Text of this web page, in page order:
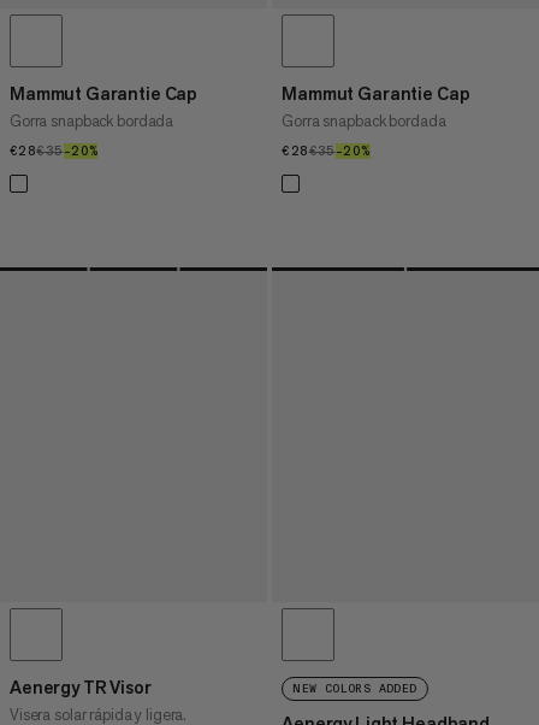
Mammut Garantie Cap
Gorra snapback bordada
€28€28
€35€35
–20%
Mammut Garantie Cap
Gorra snapback bordada
€28€28
€35€35
–20%
Aenergy TR Visor
Visera solar rápida y ligera.
NEW COLORS ADDED